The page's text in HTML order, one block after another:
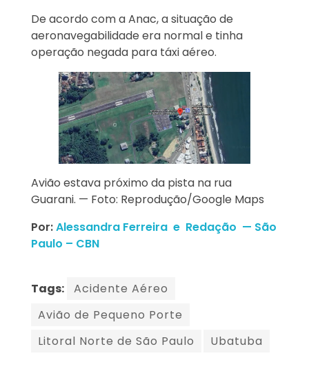
De acordo com a Anac, a situação de
aeronavegabilidade era normal e tinha
operação negada para táxi aéreo.
Avião estava próximo da pista na rua
Guarani. — Foto: Reprodução/Google Maps
Por:Alessandra Ferreira e Redação — São
Paulo – CBN
Tags:
Acidente Aéreo
Avião de Pequeno Porte
Litoral Norte de São Paulo
Ubatuba